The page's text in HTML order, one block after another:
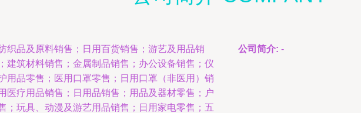
织品及原料销售；日用百货销售；游艺及用品销
建筑材料销售；金属制品销售；办公设备销售；仪
用品零售；医用口罩零售；日用口罩（非医用）销
医疗用品销售；日用品销售；用品及器材零售；户
；玩具、动漫及游艺用品销售；日用家电零售；五
公司简介: -